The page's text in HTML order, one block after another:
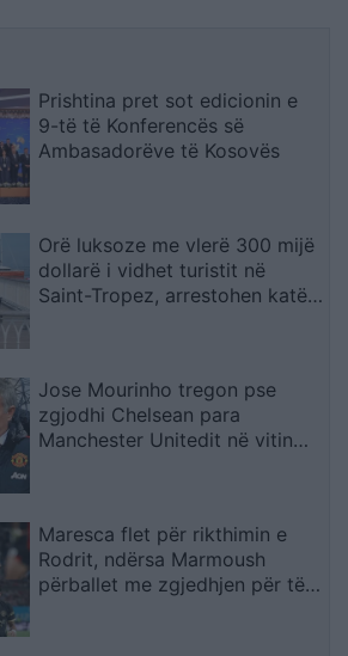
Prishtina pret sot edicionin e
9-të të Konferencës së
Ambasadorëve të Kosovës
Orë luksoze me vlerë 300 mijë
dollarë i vidhet turistit në
Saint-Tropez, arrestohen katër
Jose Mourinho tregon pse
zgjodhi Chelsean para
Manchester Unitedit në vitin
Maresca flet për rikthimin e
Rodrit, ndërsa Marmoush
përballet me zgjedhjen për të